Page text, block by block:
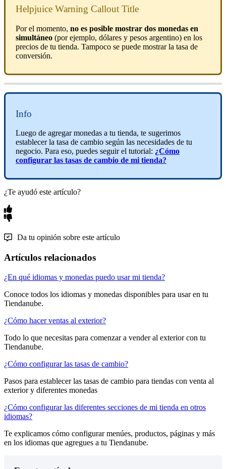
Helpjuice Warning Callout Title
Por el momento, no es posible mostrar dos monedas en
simultáneo (por ejemplo, dólares y pesos argentino) en los
precios de tu tienda. Tampoco se puede mostrar la tasa de
conversión.
Info
Luego de agregar monedas a tu tienda, te sugerimos
establecer la tasa de cambio según las necesidades de tu
negocio. Para eso, puedes seguir el tutorial: ¿Cómo
configurar las tasas de cambio de mi tienda?
¿Te ayudó este artículo?
Da tu opinión sobre este artículo
Artículos relacionados
¿En qué idiomas y monedas puedo usar mi tienda?
Conoce todos los idiomas y monedas disponibles para usar en tu
Tiendanube.
¿Cómo hacer ventas al exterior?
Todo lo que necesitas para comenzar a vender al exterior con tu
Tiendanube.
¿Cómo configurar las tasas de cambio?
Pasos para establecer las tasas de cambio para tiendas con venta al
exterior y diferentes monedas
¿Cómo configurar las diferentes secciones de mi tienda en otros
idiomas?
Te explicamos cómo configurar menúes, productos, páginas y más
en los idiomas que agregues a tu Tiendanube.